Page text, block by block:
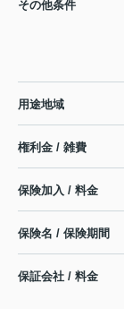
その他条件
用途地域
権利金 / 雑費
保険加入 / 料金
保険名 / 保険期間
保証会社 / 料金